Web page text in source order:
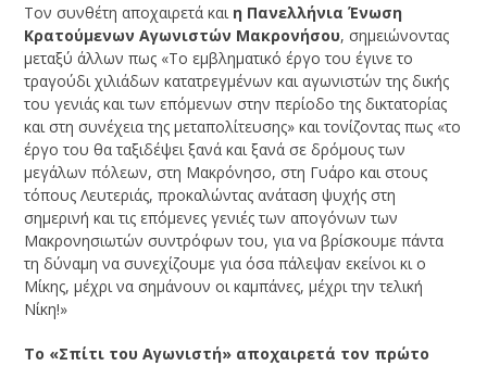
Τον συνθέτη αποχαιρετά και η Πανελλήνια Ένωση
Κρατούμενων Αγωνιστών Μακρονήσου, σημειώνοντας
μεταξύ άλλων πως «Το εμβληματικό έργο του έγινε το
τραγούδι χιλιάδων κατατρεγμένων και αγωνιστών της δικής
του γενιάς και των επόμενων στην περίοδο της δικτατορίας
και στη συνέχεια της μεταπολίτευσης» και τονίζοντας πως «το
έργο του θα ταξιδέψει ξανά και ξανά σε δρόμους των
μεγάλων πόλεων, στη Μακρόνησο, στη Γυάρο και στους
τόπους Λευτεριάς, προκαλώντας ανάταση ψυχής στη
σημερινή και τις επόμενες γενιές των απογόνων των
Μακρονησιωτών συντρόφων του, για να βρίσκουμε πάντα
τη δύναμη να συνεχίζουμε για όσα πάλεψαν εκείνοι κι ο
Μίκης, μέχρι να σημάνουν οι καμπάνες, μέχρι την τελική
Νίκη!»
Το «Σπίτι του Αγωνιστή» αποχαιρετά τον πρώτο